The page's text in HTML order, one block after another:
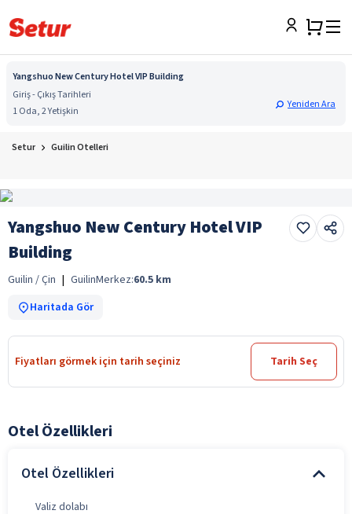
Yangshuo New Century Hotel VIP Building
Giriş - Çıkış Tarihleri
1 Oda, 2 Yetişkin
Yeniden Ara
Setur Guilin Otelleri
Yangshuo New Century Hotel VIP
Building
Guilin / Çin | GuilinMerkez:60.5 km
Haritada Gör
Fiyatları görmek için tarih seçiniz Tarih Seç
Otel Özellikleri
Otel Özellikleri
Valiz dolabı